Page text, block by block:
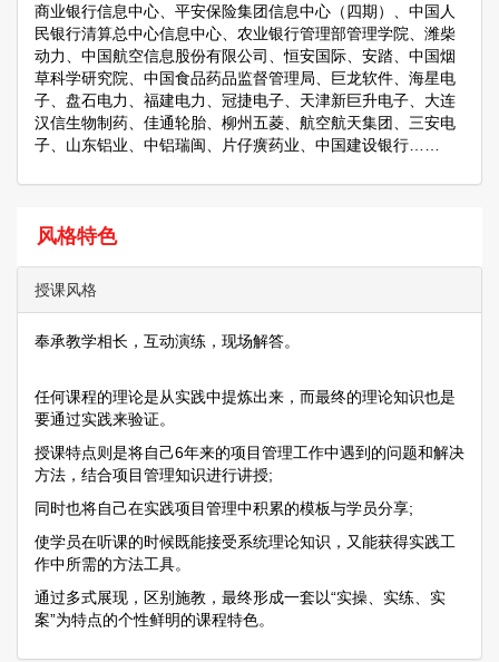
商业银行信息中心、平安保险集团信息中心（四期）、中国人
民银行清算总中心信息中心、农业银行管理部管理学院、潍柴
动力、中国航空信息股份有限公司、恒安国际、安踏、中国烟
草科学研究院、中国食品药品监督管理局、巨龙软件、海星电
子、盘石电力、福建电力、冠捷电子、天津新巨升电子、大连
汉信生物制药、佳通轮胎、柳州五菱、航空航天集团、三安电
子、山东铝业、中铝瑞闽、片仔癀药业、中国建设银行……
风格特色
授课风格
奉承教学相长，互动演练，现场解答。
任何课程的理论是从实践中提炼出来，而最终的理论知识也是
要通过实践来验证。
授课特点则是将自己6年来的项目管理工作中遇到的问题和解决
方法，结合项目管理知识进行讲授;
同时也将自己在实践项目管理中积累的模板与学员分享;
使学员在听课的时候既能接受系统理论知识，又能获得实践工
作中所需的方法工具。
通过多式展现，区别施教，最终形成一套以“实操、实练、实
案”为特点的个性鲜明的课程特色。